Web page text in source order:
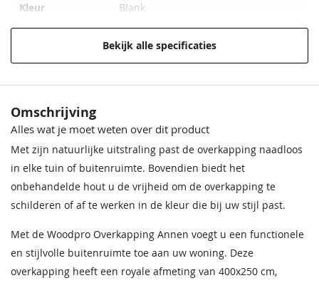
Kleur Blank
400x250 cm
Afmeting (LxB) 400x250 cm
Wandhoogte 233 cm
283 cm
Wanddikte
Garantie
Op dit product ontvangt u 5 jaar
garantie.
Bekijk alle specificaties
Omschrijving
Alles wat je moet weten over dit product
Met zijn natuurlijke uitstraling past de overkapping naadloos
in elke tuin of buitenruimte. Bovendien biedt het
onbehandelde hout u de vrijheid om de overkapping te
schilderen of af te werken in de kleur die bij uw stijl past.
Met de Woodpro Overkapping Annen voegt u een functionele
en stijlvolle buitenruimte toe aan uw woning. Deze
overkapping heeft een royale afmeting van 400x250 cm,